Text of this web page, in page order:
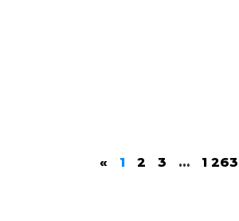
« 1 2 3 … 1 263